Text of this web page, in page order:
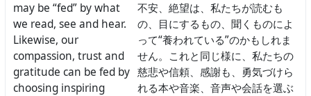
may be “fed” by what
we read, see and hear.
Likewise, our
compassion, trust and
gratitude can be fed by
choosing inspiring
不安、絶望は、私たちが読むも
の、目にするもの、聞くものによ
って“養われている”のかもしれま
せん。これと同じ様に、私たちの
慈悲や信頼、感謝も、勇気づけら
れる本や音楽、音声や会話を選ぶ